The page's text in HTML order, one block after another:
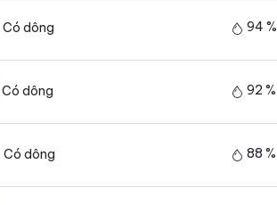
Có dông 94 %
Có dông 92 %
Có dông 88 %